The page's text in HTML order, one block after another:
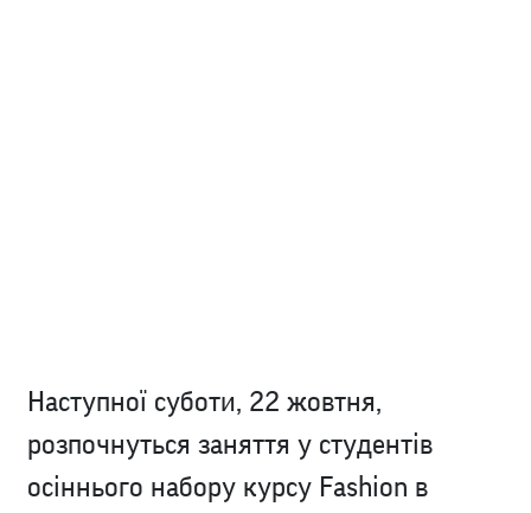
Наступної суботи, 22 жовтня,
розпочнуться заняття у студентів
осіннього набору курсу Fashion в